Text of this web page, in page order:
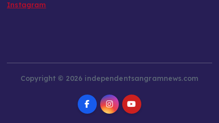
Instagram
Copyright © 2026 independentsangramnews.com